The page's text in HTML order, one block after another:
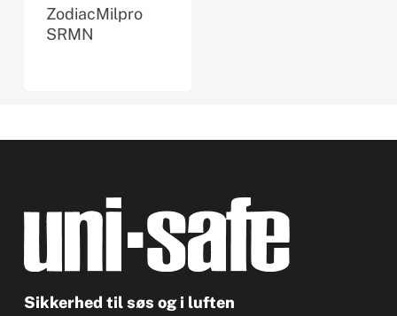
ZodiacMilpro
SRMN
Sikkerhed til søs og i luften